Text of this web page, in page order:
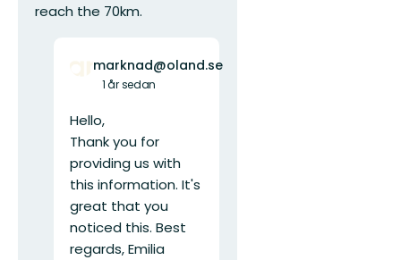
reach the 70km.
marknad@oland.se
1 år sedan
Hello,
Thank you for
providing us with
this information. It's
great that you
noticed this. Best
regards, Emilia